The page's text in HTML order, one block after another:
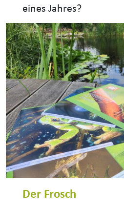
eines Jahres?
Der Frosch